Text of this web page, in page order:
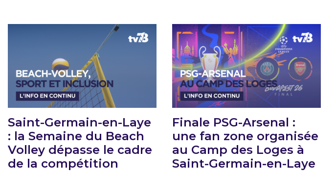
Saint-Germain-en-Laye
: la Semaine du Beach
Volley dépasse le cadre
de la compétition
Finale PSG-Arsenal :
une fan zone organisée
au Camp des Loges à
Saint-Germain-en-Laye